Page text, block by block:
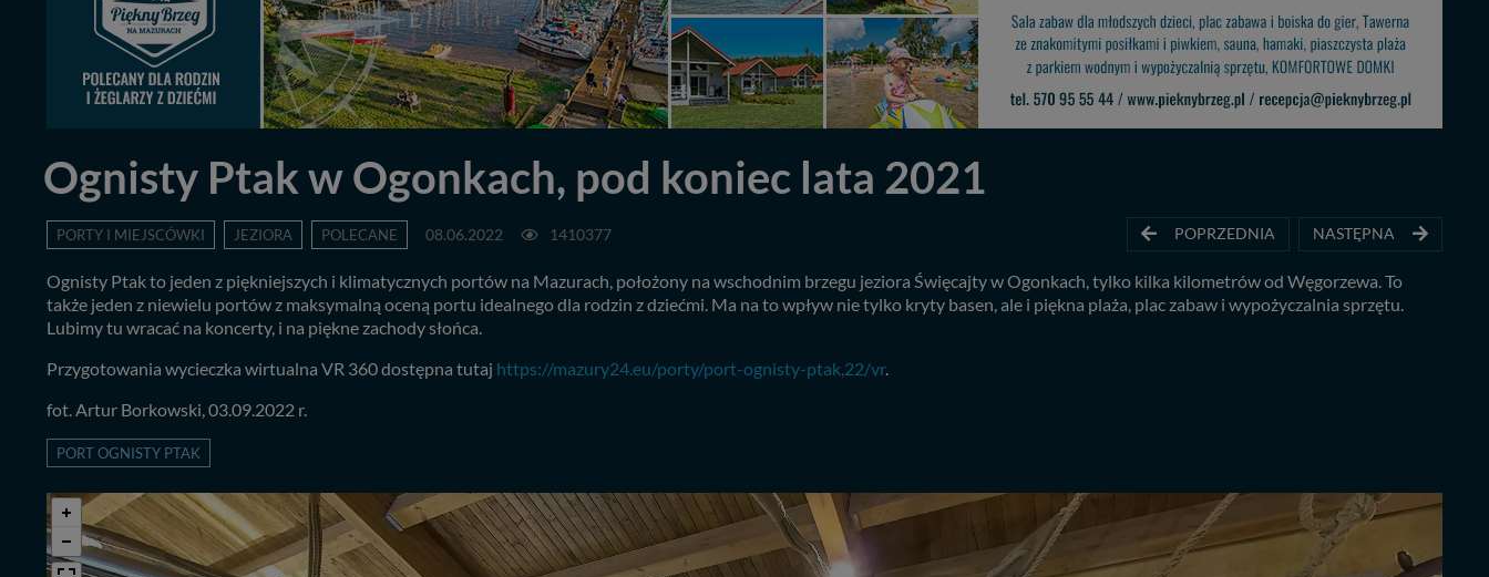
Ognisty Ptak w Ogonkach, pod koniec lata 2021
PORTY I MIEJSCÓWKI JEZIORA POLECANE 08.06.2022 1410377 POPRZEDNIA NASTĘPNA
Ognisty Ptak to jeden z piękniejszych i klimatycznych portów na Mazurach, położony na wschodnim brzegu jeziora Święcajty w Ogonkach, tylko kilka kilometrów od Węgorzewa. To
także jeden z niewielu portów z maksymalną oceną portu idealnego dla rodzin z dziećmi. Ma na to wpływ nie tylko kryty basen, ale i piękna plaża, plac zabaw i wypożyczalnia sprzętu.
Lubimy tu wracać na koncerty, i na piękne zachody słońca.
Przygotowania wycieczka wirtualna VR 360 dostępna tutaj https://mazury24.eu/porty/port-ognisty-ptak,22/vr.
fot. Artur Borkowski, 03.09.2022 r.
PORT OGNISTY PTAK